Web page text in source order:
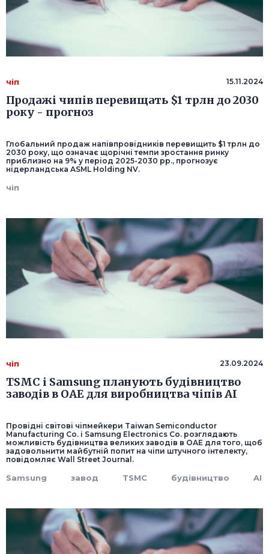
чіп 15.11.2024
Продажі чипів перевищать $1 трлн до 2030
року - прогноз
Глобальний продаж напівпровідників перевищить $1 трлн до
2030 року, що означає щорічні темпи зростання ринку
приблизно на 9% у період 2025-2030 рр., прогнозує
нідерландська ASML Holding NV.
чіп
чіп 23.09.2024
TSMC і Samsung планують будівництво
заводів в ОАЕ для виробництва чіпів AI
Провідні світові чіпмейкери Taiwan Semiconductor
Manufacturing Co. і Samsung Electronics Co. розглядають
можливість будівництва великих заводів в ОАЕ для того, щоб
задовольнити майбутній попит на чіпи штучного інтелекту,
повідомляє Wall Street Journal.
Samsung завод TSMC будівництво AI